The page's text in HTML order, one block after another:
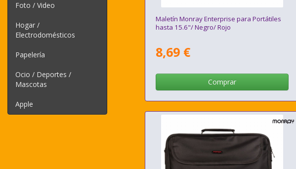
Foto / Video
Hogar /
Electrodomésticos
Papelería
Ocio / Deportes /
Mascotas
Apple
Maletín Monray Enterprise para Portátiles
hasta 15.6"/ Negro/ Rojo
8,69 €
Comprar